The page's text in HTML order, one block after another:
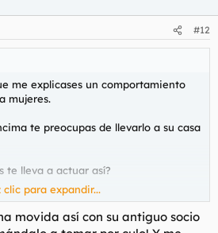
#12
me explicases un comportamiento
mujeres.
te preocupas de llevarlo a su casa
te lleva a actuar así?
tirado?¿Te supo mal aún habiendo
que es peor dejarlo tirado que la
clic para expandir...
movida así con su antiguo socio